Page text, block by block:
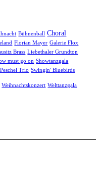
Bühnenball Choral
Florian Mayer Galerie Flox
Brass Liebethaler Grundton
must go on Showtanzgala
Trio Swingin' Bluebirds
Weihnachtskonzert Welttanzgala